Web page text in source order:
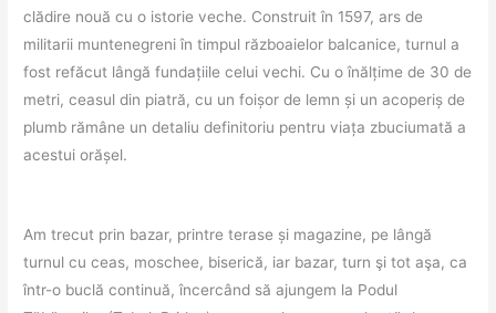
clădire nouă cu o istorie veche. Construit în 1597, ars de
militarii muntenegreni în timpul războaielor balcanice, turnul a
fost refăcut lângă fundațiile celui vechi. Cu o înălțime de 30 de
metri, ceasul din piatră, cu un foișor de lemn și un acoperiș de
plumb rămâne un detaliu definitoriu pentru viața zbuciumată a
acestui orășel.
Am trecut prin bazar, printre terase și magazine, pe lângă
turnul cu ceas, moschee, biserică, iar bazar, turn şi tot aşa, ca
într-o buclă continuă, încercând să ajungem la Podul